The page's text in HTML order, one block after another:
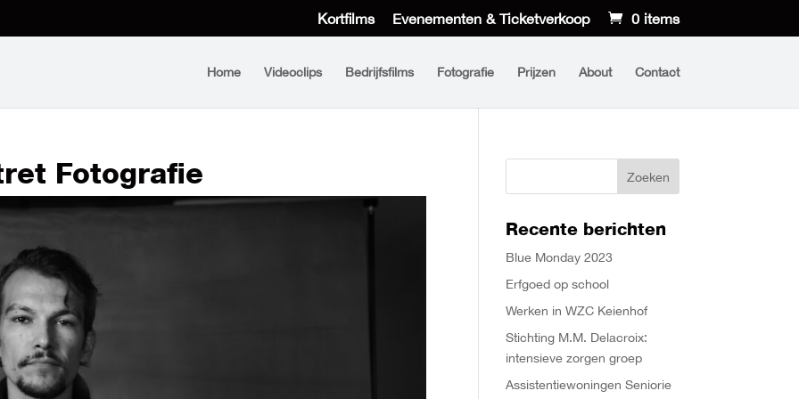
Kortfilms Evenementen & Ticketverkoop 0 items
Home Videoclips Bedrijfsfilms Fotografie Prijzen About Contact
Fotografie
Recente berichten
Blue Monday 2023
Erfgoed op school
Werken in WZC Keienhof
Stichting M.M. Delacroix:
intensieve zorgen groep
Assistentiewoningen Seniorie